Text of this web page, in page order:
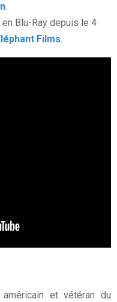
.
Blu-Ray depuis le 4
Films.
et vétéran du